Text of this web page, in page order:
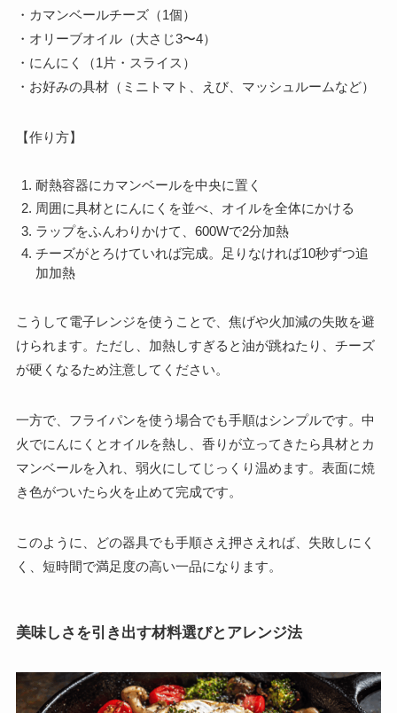
・カマンベールチーズ（1個）
・オリーブオイル（大さじ3〜4）
・にんにく（1片・スライス）
・お好みの具材（ミニトマト、えび、マッシュルームなど）
【作り方】
耐熱容器にカマンベールを中央に置く
周囲に具材とにんにくを並べ、オイルを全体にかける
ラップをふんわりかけて、600Wで2分加熱
チーズがとろけていれば完成。足りなければ10秒ずつ追
加加熱
こうして電子レンジを使うことで、焦げや火加減の失敗を避
けられます。ただし、加熱しすぎると油が跳ねたり、チーズ
が硬くなるため注意してください。
一方で、フライパンを使う場合でも手順はシンプルです。中
火でにんにくとオイルを熱し、香りが立ってきたら具材とカ
マンベールを入れ、弱火にしてじっくり温めます。表面に焼
き色がついたら火を止めて完成です。
このように、どの器具でも手順さえ押さえれば、失敗しにく
く、短時間で満足度の高い一品になります。
美味しさを引き出す材料選びとアレンジ法